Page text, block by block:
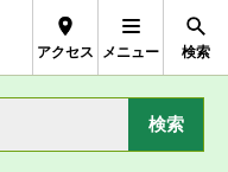
アクセス メニュー 検索